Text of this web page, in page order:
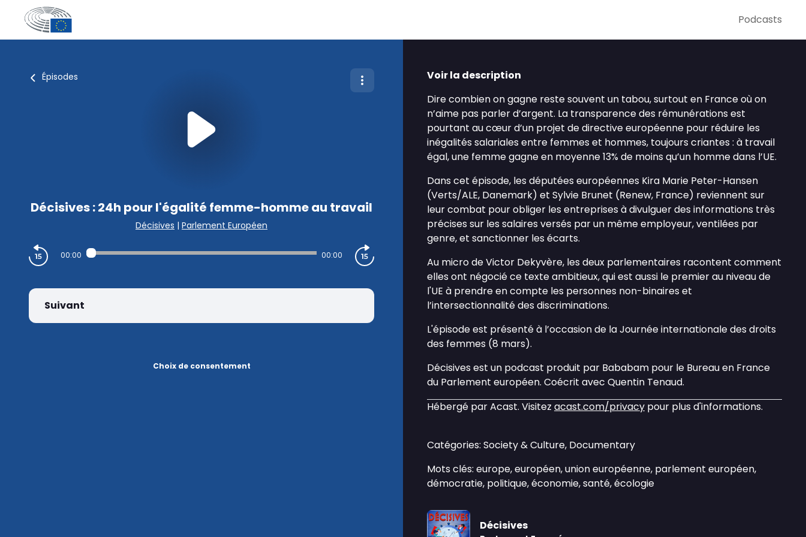
Podcasts
Épisodes
Décisives : 24h pour l'égalité femme-homme au travail
Décisives | Parlement Européen
00:00 00:00
Suivant
Choix de consentement
Voir la description
Dire combien on gagne reste souvent un tabou, surtout en France où on
n’aime pas parler d’argent. La transparence des rémunérations est
pourtant au cœur d’un projet de directive européenne pour réduire les
inégalités salariales entre femmes et hommes, toujours criantes : à travail
égal, une femme gagne en moyenne 13% de moins qu’un homme dans l’UE.
Dans cet épisode, les députées européennes Kira Marie Peter-Hansen
(Verts/ALE, Danemark) et Sylvie Brunet (Renew, France) reviennent sur
leur combat pour obliger les entreprises à divulguer des informations très
précises sur les salaires versés par un même employeur, ventilées par
genre, et sanctionner les écarts.
Au micro de Victor Dekyvère, les deux parlementaires racontent comment
elles ont négocié ce texte ambitieux, qui est aussi le premier au niveau de
l'UE à prendre en compte les personnes non-binaires et
l’intersectionnalité des discriminations.
L'épisode est présenté à l’occasion de la Journée internationale des droits
des femmes (8 mars).
Décisives est un podcast produit par Bababam pour le Bureau en France
du Parlement européen. Coécrit avec Quentin Tenaud.
Hébergé par Acast. Visitez acast.com/privacy pour plus d'informations.
Catégories: Society & Culture, Documentary
Mots clés: europe, européen, union européenne, parlement européen,
démocratie, politique, économie, santé, écologie
Décisives